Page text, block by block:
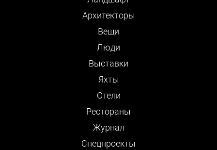
Архитекторы
Вещи
Люди
Выставки
Яхты
Отели
Рестораны
Журнал
Cпецпроекты